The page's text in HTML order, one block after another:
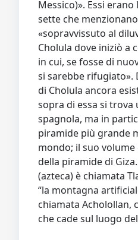
Messico)». Essi
sette che
«sopravvissuto al
Cholula dove iniziò
in cui, se fosse di
si sarebbe rifugiato».
di Cholula ancora
sopra di essa si trova
spagnola, ma in
piramide più grande
mondo; il suo
della piramide di
(azteca) è chiamata
“la montagna
chiamata Acholollan,
che cade sul luogo